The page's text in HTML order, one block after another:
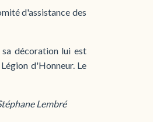
d'assistance des
décoration lui est
d'Honneur. Le
Lembré